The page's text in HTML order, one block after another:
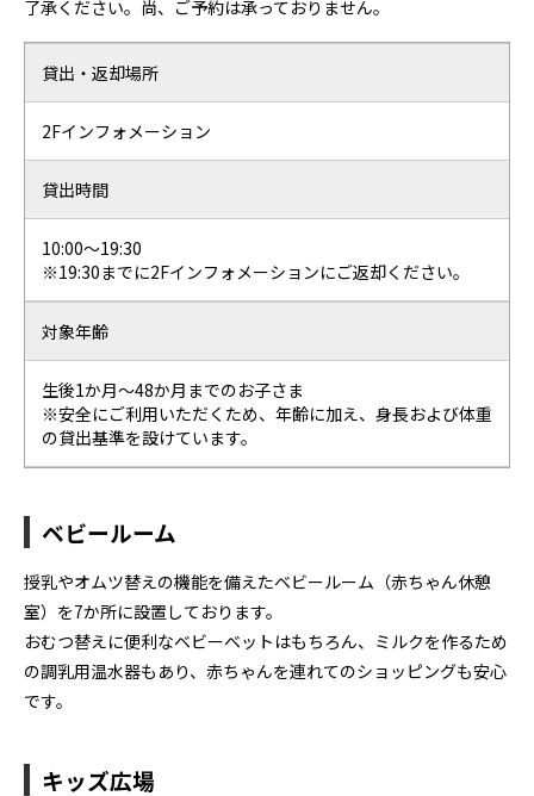
了承ください。尚、ご予約は承っておりません。
貸出・返却場所
2Fインフォメーション
貸出時間
10:00～19:30
※19:30までに2Fインフォメーションにご返却ください。
対象年齢
生後1か月～48か月までのお子さま
※安全にご利用いただくため、年齢に加え、身長および体重
の貸出基準を設けています。
ベビールーム
授乳やオムツ替えの機能を備えたベビールーム（赤ちゃん休憩
室）を7か所に設置しております。
おむつ替えに便利なベビーベットはもちろん、ミルクを作るため
の調乳用温水器もあり、赤ちゃんを連れてのショッピングも安心
です。
キッズ広場